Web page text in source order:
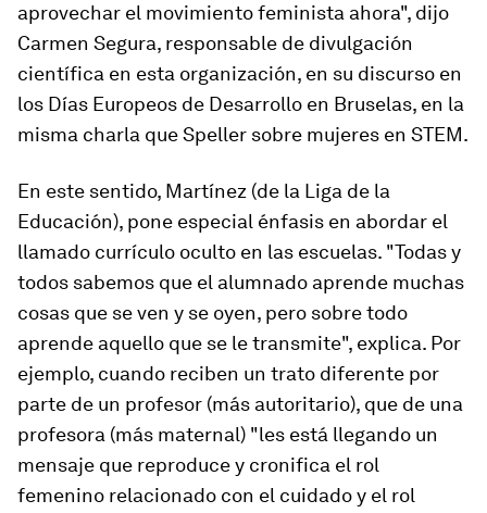
aprovechar el movimiento feminista ahora", dijo
Carmen Segura, responsable de divulgación
científica en esta organización, en su discurso en
los Días Europeos de Desarrollo en Bruselas, en la
misma charla que Speller sobre mujeres en STEM.
En este sentido, Martínez (de la Liga de la
Educación), pone especial énfasis en abordar el
llamado currículo oculto en las escuelas. "Todas y
todos sabemos que el alumnado aprende muchas
cosas que se ven y se oyen, pero sobre todo
aprende aquello que se le transmite", explica. Por
ejemplo, cuando reciben un trato diferente por
parte de un profesor (más autoritario), que de una
profesora (más maternal) "les está llegando un
mensaje que reproduce y cronifica el rol
femenino relacionado con el cuidado y el rol